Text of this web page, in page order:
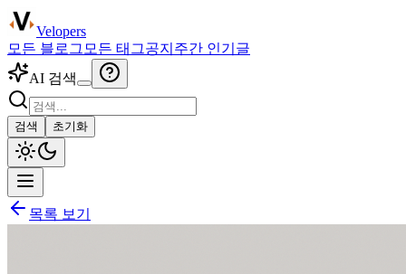
Velopers
모든 블로그 모든 태그공지 주간 인기글
AI 검색
검색 초기화
목록 보기